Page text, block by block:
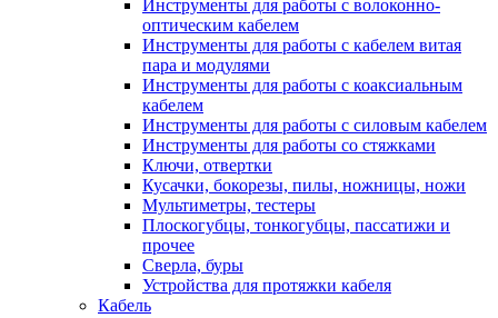
Инструменты для работы с волоконно-
оптическим кабелем
Инструменты для работы с кабелем витая
пара и модулями
Инструменты для работы с коаксиальным
кабелем
Инструменты для работы с силовым кабелем
Инструменты для работы со стяжками
Ключи, отвертки
Кусачки, бокорезы, пилы, ножницы, ножи
Мультиметры, тестеры
Плоскогубцы, тонкогубцы, пассатижи и
прочее
Сверла, буры
Устройства для протяжки кабеля
Кабель